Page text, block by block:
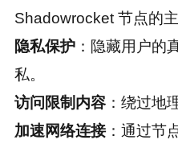
Shadowrocket 节点的
隐私保护：隐藏用户的
私。
访问限制内容：绕过地
加速网络连接：通过节